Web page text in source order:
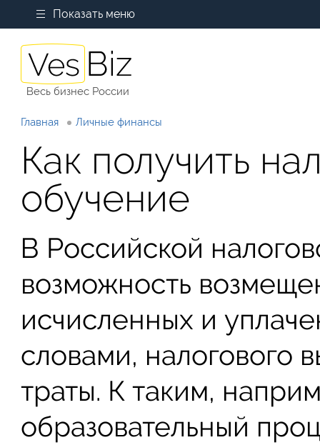
Показать меню
Весь бизнес России
Главная Личные финансы
Как получить
обучение
В Российской
возможность
исчисленных и
словами, налогового
траты. К таким,
образовательный